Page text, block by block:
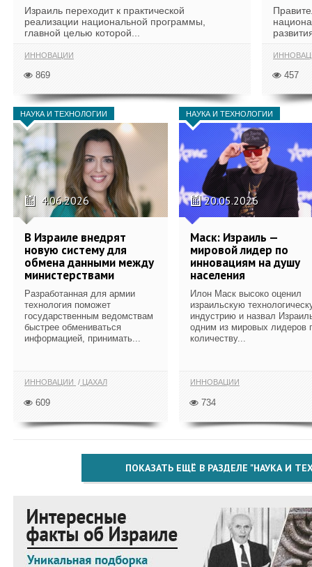
Израиль переходит к практической
реализации национальной программы,
главной целью которой...
ИННОВАЦИИ
869 457
НАУКА И ТЕХНОЛОГИИ
4.06.2026
В Израиле внедрят
новую систему для
обмена данными между
министерствами
Разработанная для армии
технология поможет
государственным ведомствам
быстрее обмениваться
информацией, принимать...
ИННОВАЦИИ ЦАХАЛ
609
НАУКА И ТЕХНОЛОГИИ
20.05.2026
Маск: Израиль —
мировой лидер по
инновациям на душу
населения
Илон Маск высоко оценил
израильскую
индустрию и назвал
одним из мировых лидеров
количеству...
ИННОВАЦИИ
734
ПОКАЗАТЬ ЕЩЁ В РАЗДЕЛЕ "НАУКА И